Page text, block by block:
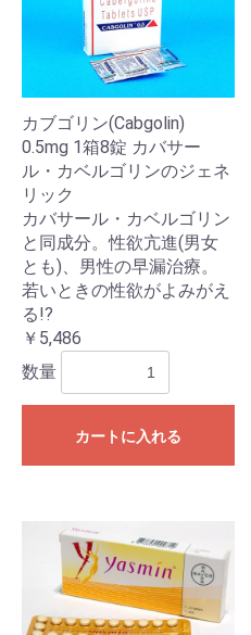
カブゴリン(Cabgolin)
0.5mg 1箱8錠 カバサー
ル・カベルゴリンのジェネ
リック
カバサール・カベルゴリン
と同成分。性欲亢進(男女
とも)、男性の早漏治療。
若いときの性欲がよみがえ
る!?
￥5,486
数量
カートに入れる